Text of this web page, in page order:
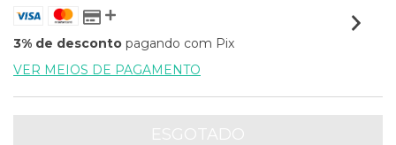
3% de desconto pagando com Pix
VER MEIOS DE PAGAMENTO